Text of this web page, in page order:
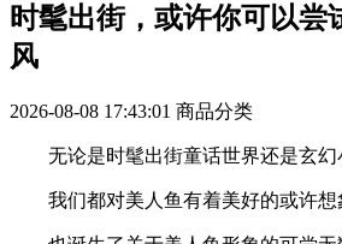
时髦出街，或许你可以尝
风
2026-08-08 17:43:01 商品分类
无论是时髦出街童话世界还是玄幻
我们都对美人鱼有着美好的或许想